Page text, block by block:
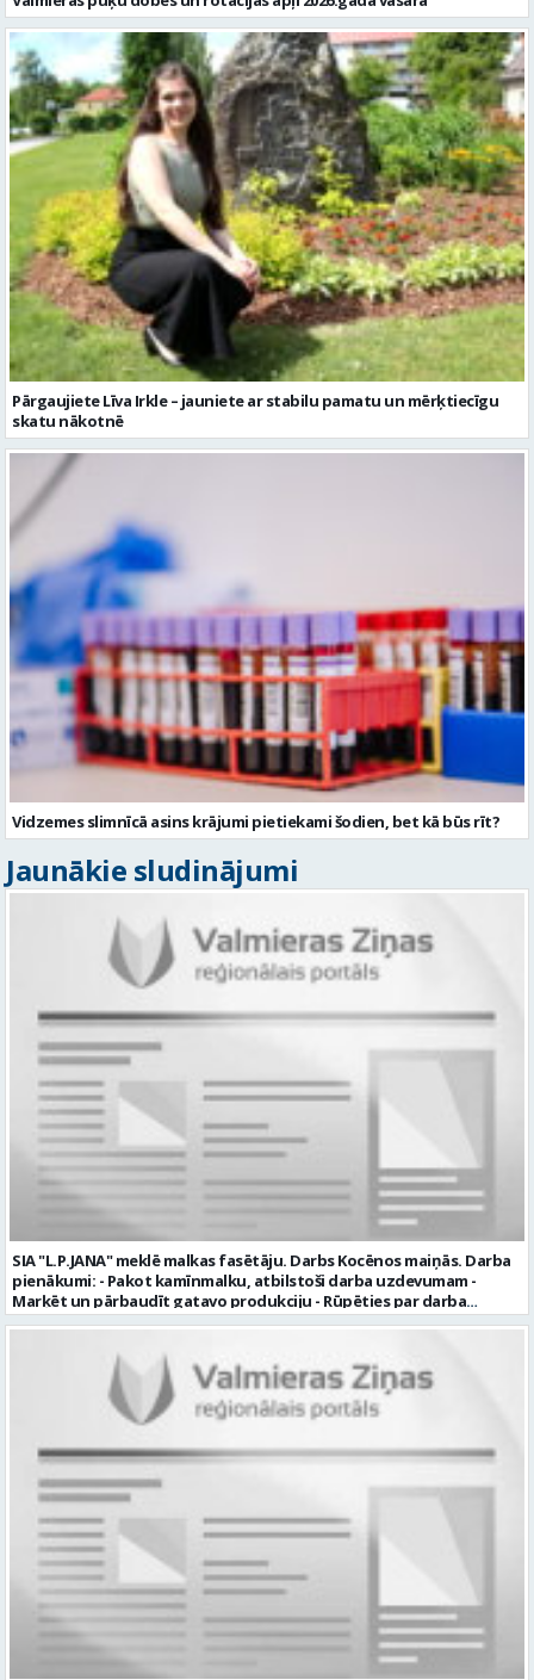
Pārgaujiete Līva Irkle – jauniete ar stabilu pamatu un mērķtiecīgu
skatu nākotnē
Vidzemes slimnīcā asins krājumi pietiekami šodien, bet kā būs rīt?
Jaunākie sludinājumi
SIA "L.P.JANA" meklē malkas fasētāju. Darbs Kocēnos maiņās. Darba
pienākumi: - Pakot kamīnmalku, atbilstoši darba uzdevumam -
Marķēt un pārbaudīt gatavo produkciju - Rūpēties par darba
kvalitāti un kārtību darba vietā Prasības kandidātiem: - Laba fiziskā
Uzņēmums piedāvā: - Atalgojumu EUR 1200 bruto (atkarīgs no
padarītā) - Vienmēr laikā izmaksātu algu - Profesionālus un
atbalstošus kolēģus Lūgums CV sūtīt uz e- pastu:
pasutijumi@lpjana.lv vai zvanīt pa tālruni: 28319289 Profesija:
SAIŅOŠANAS OPERATORS Algas izmaksas veids: Laika darba alga
Darba vietas adrese: LATVIJA, Gravas iela 2, Kocēni, Kocēnu pag.,
Valmieras nov. Slodze: Viena vesela slodze Darbības joma: Ražošana
Pieteikto vietu skaits: 2 Aktuāla līdz: 2027-09-07 Darba sākšanas
datums: 2026-08-17 Kontaktpersona: Davids Pavlovs